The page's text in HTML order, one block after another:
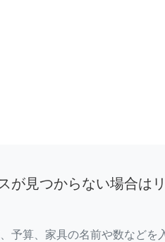
が見つからない場合は
予算、家具の名前や数などを